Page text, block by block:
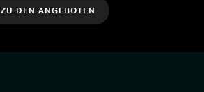
ZU DEN ANGEBOTEN